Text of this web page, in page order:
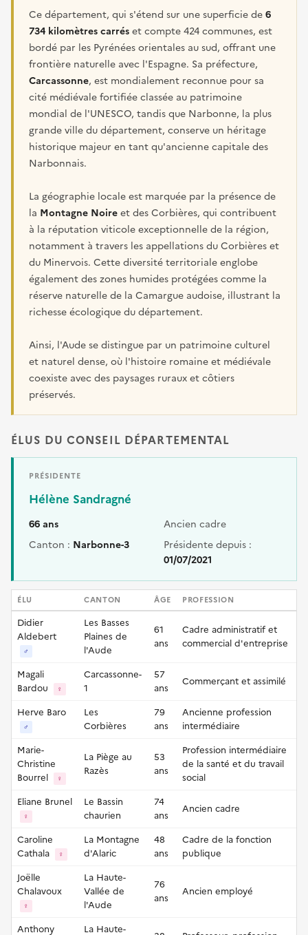
Ce département, qui s'étend sur une superficie de6
734 kilomètres carréset compte 424 communes, est
bordé par les Pyrénées orientales au sud, offrant une
frontière naturelle avec l'Espagne. Sa préfecture,
Carcassonne, est mondialement reconnue pour sa
cité médiévale fortifiée classée au patrimoine
mondial de l'UNESCO, tandis que Narbonne, la plus
grande ville du département, conserve un héritage
historique majeur en tant qu'ancienne capitale des
Narbonnais.
La géographie locale est marquée par la présence de
la Montagne Noireet des Corbières, qui contribuent
à la réputation viticole exceptionnelle de la région,
notamment à travers les appellations du Corbières et
du Minervois. Cette diversité territoriale englobe
également des zones humides protégées comme la
réserve naturelle de la Camargue audoise, illustrant la
richesse écologique du département.
Ainsi, l'Aude se distingue par un patrimoine culturel
et naturel dense, où l'histoire romaine et médiévale
coexiste avec des paysages ruraux et côtiers
préservés.
ÉLUS DU CONSEIL DÉPARTEMENTAL
PRÉSIDENTE
Hélène Sandragné
66 ans
Ancien cadre
Canton : Narbonne-3
Présidente depuis :
01/07/2021
ÉLU CANTON ÂGE PROFESSION
Didier
Aldebert
♂
Les Basses
Plaines de
l'Aude
61
ans
Cadre administratif et
commercial d'entreprise
Magali
Bardou
♀
Carcassonne-
1
57
ans
Commerçant et assimilé
Herve Baro
♂
Les
Corbières
79
ans
Ancienne profession
intermédiaire
Marie-
Christine
Bourrel
♀
La Piège au
Razès
53
ans
Profession intermédiaire
de la santé et du travail
social
Eliane Brunel
♀
Le Bassin
chaurien
74
ans
Ancien cadre
Caroline
Cathala
♀
La Montagne
d'Alaric
48
ans
Cadre de la fonction
publique
Joëlle
Chalavoux
♀
La Haute-
Vallée de
l'Aude
76
ans
Ancien employé
Anthony La Haute-